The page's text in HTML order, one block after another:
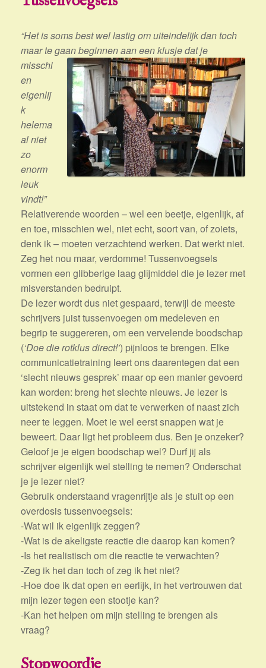
“Het is soms best wel lastig om uiteindelijk dan toch
maar te gaan beginnen aan een klusje dat je
misschi
en
eigenlij
k
helema
al niet
zo
enorm
leuk
vindt!”
Relativerende woorden – wel een beetje, eigenlijk, af
en toe, misschien wel, niet echt, soort van, of zoiets,
denk ik – moeten verzachtend werken. Dat werkt niet.
Zeg het nou maar, verdomme! Tussenvoegsels
vormen een glibberige laag glijmiddel die je lezer met
misverstanden bedruipt.
De lezer wordt dus niet gespaard, terwijl de meeste
schrijvers juist tussenvoegen om medeleven en
begrip te suggereren, om een vervelende boodschap
(‘Doe die rotklus direct!’) pijnloos te brengen. Elke
communicatietraining leert ons daarentegen dat een
‘slecht nieuws gesprek’ maar op een manier gevoerd
kan worden: breng het slechte nieuws. Je lezer is
uitstekend in staat om dat te verwerken of naast zich
neer te leggen. Moet ie wel eerst snappen wat je
beweert. Daar ligt het probleem dus. Ben je onzeker?
Geloof je je eigen boodschap wel? Durf jij als
schrijver eigenlijk wel stelling te nemen? Onderschat
je je lezer niet?
Gebruik onderstaand vragenrijtje als je stuit op een
overdosis tussenvoegsels:
-Wat wil ik eigenlijk zeggen?
-Wat is de akeligste reactie die daarop kan komen?
-Is het realistisch om die reactie te verwachten?
-Zeg ik het dan toch of zeg ik het niet?
-Hoe doe ik dat open en eerlijk, in het vertrouwen dat
mijn lezer tegen een stootje kan?
-Kan het helpen om mijn stelling te brengen als
vraag?